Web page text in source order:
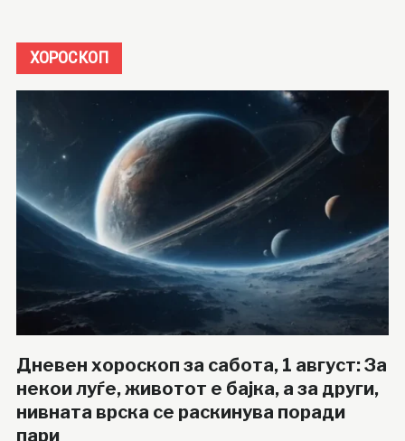
ХОРОСКОП
Дневен хороскоп за сабота, 1 август: За
некои луѓе, животот е бајка, а за други,
нивната врска се раскинува поради
пари